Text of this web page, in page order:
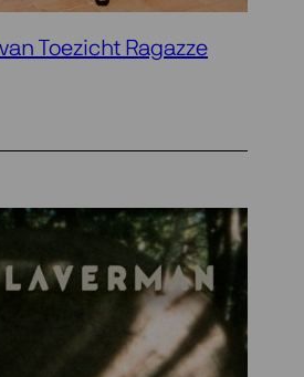
Toezicht Ragazze